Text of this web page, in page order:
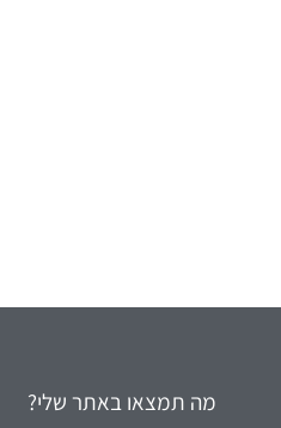
מה תמצאו באתר שלי?